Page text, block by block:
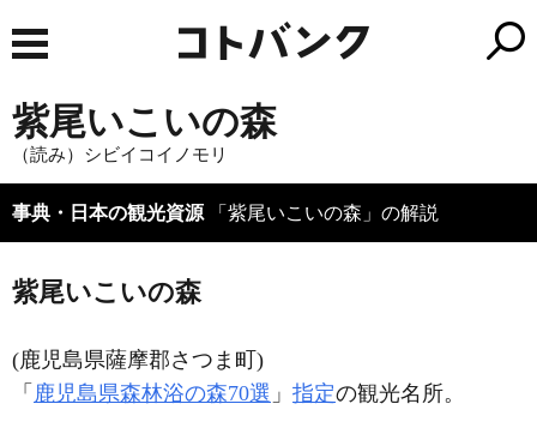
紫尾いこいの森
（読み）シビイコイノモリ
事典・日本の観光資源 「紫尾いこいの森」の解説
紫尾いこいの森
(鹿児島県薩摩郡さつま町)
「 鹿児島県森林浴の森70選 」 指定の観光名所。